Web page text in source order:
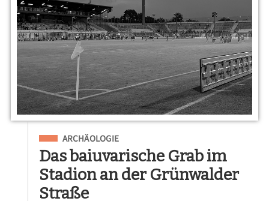
Eingeordnet unter
ARCHÄOLOGIE
Das baiuvarische Grab im
Stadion an der Grünwalder
Straße